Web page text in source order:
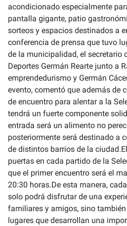
acondicionado especialmente
pantalla gigante, patio
sorteos y espacios destinados a
conferencia de prensa que tuvo
de la municipalidad, el secretario
Deportes Germán Rearte junto a
emprendedurismo y Germán
evento, comentó que además de
de encuentro para alentar a la
tendrá un fuerte componente
entrada será un alimento no
posteriormente será destinado a
de distintos barrios de la
puertas en cada partido de la
que el primer encuentro será el
20:30 horas.De esta manera,
solo podrá disfrutar de una
familiares y amigos, sino
lugares que desarrollan una